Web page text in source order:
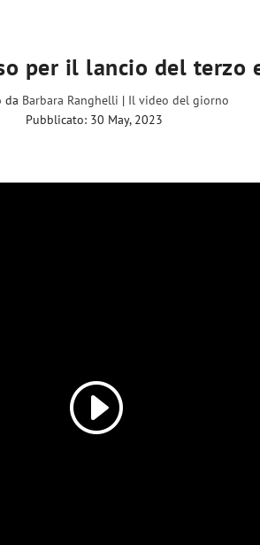
per il lancio del terzo
da Barbara Ranghelli | Il video del giorno
Pubblicato: 30 May, 2023